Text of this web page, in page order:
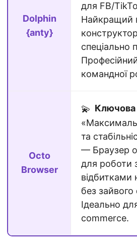
Dolphin
{anty}
для FB/
Найкращий
спеціально
командної
Octo
Browser
💫 Ключова
та
— Браузер
для роботи
відбитками
без зайвого
Ідеально
commerce.